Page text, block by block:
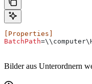
[Properties]
BatchPath
Bilder aus Unterordnern